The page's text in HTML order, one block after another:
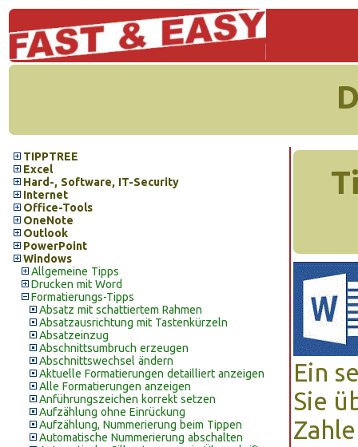
TIPPTREE
Excel
Hard-, Software, IT-Security
Internet
Office-Tools
OneNote
Outlook
PowerPoint
Windows
Allgemeine Tipps
Drucken mit Word
Formatierungs-Tipps
Absatz mit schattiertem Rahmen
Absatzausrichtung mit Tastenkürzeln
Absatzeinzug
Abschnittsumbruch erzeugen
Abschnittswechsel ändern
Aktuelle Formatierungen detailliert anzeigen
Alle Formatierungen anzeigen
Anführungszeichen korrekt setzen
Aufzählung ohne Einrückung
Aufzählung, Nummerierung beim Tippen
Automatische Nummerierung abschalten
Ein
Sie